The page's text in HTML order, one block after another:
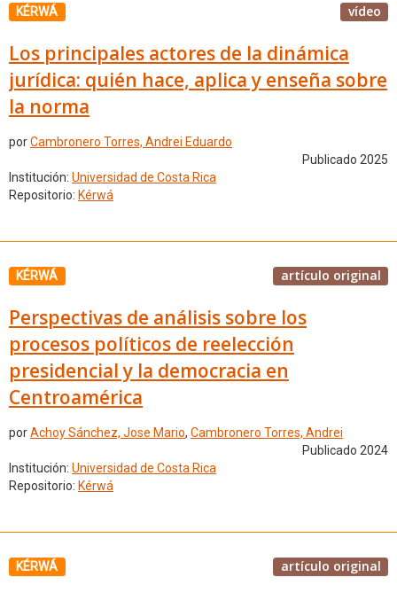
KÉRWÁ vídeo
Los principales actores de la dinámica
jurídica: quién hace, aplica y enseña sobre
la norma
porCambronero Torres, Andrei Eduardo
Publicado 2025
Institución: Universidad de Costa Rica
Repositorio: Kérwá
KÉRWÁ artículo original
Perspectivas de análisis sobre los
procesos políticos de reelección
presidencial y la democracia en
Centroamérica
porAchoy Sánchez, Jose Mario, Cambronero Torres, Andrei
Publicado 2024
Institución: Universidad de Costa Rica
Repositorio: Kérwá
KÉRWÁ artículo original